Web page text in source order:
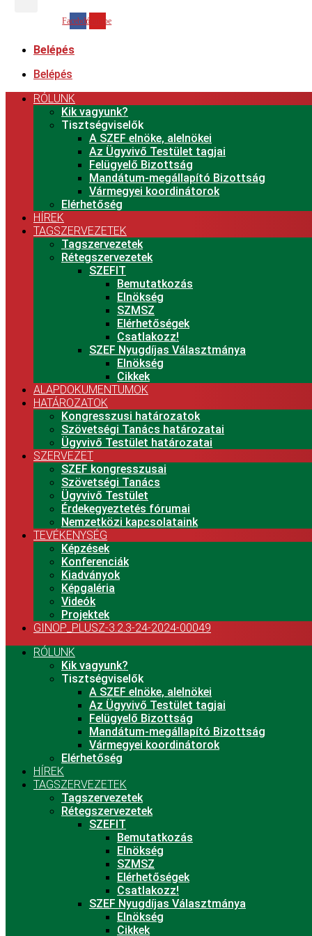
FacebookYoutube
Belépés
Belépés
RÓLUNK
Kik vagyunk?
Tisztségviselők
A SZEF elnöke, alelnökei
Az Ügyvivő Testület tagjai
Felügyelő Bizottság
Mandátum-megállapító Bizottság
Vármegyei koordinátorok
Elérhetőség
HÍREK
TAGSZERVEZETEK
Tagszervezetek
Rétegszervezetek
SZEFIT
Bemutatkozás
Elnökség
SZMSZ
Elérhetőségek
Csatlakozz!
SZEF Nyugdíjas Választmánya
Elnökség
Cikkek
ALAPDOKUMENTUMOK
HATÁROZATOK
Kongresszusi határozatok
Szövetségi Tanács határozatai
Ügyvivő Testület határozatai
SZERVEZET
SZEF kongresszusai
Szövetségi Tanács
Ügyvivő Testület
Érdekegyeztetés fórumai
Nemzetközi kapcsolataink
TEVÉKENYSÉG
Képzések
Konferenciák
Kiadványok
Képgaléria
Videók
Projektek
GINOP_PLUSZ-3.2.3-24-2024-00049
RÓLUNK
Kik vagyunk?
Tisztségviselők
A SZEF elnöke, alelnökei
Az Ügyvivő Testület tagjai
Felügyelő Bizottság
Mandátum-megállapító Bizottság
Vármegyei koordinátorok
Elérhetőség
HÍREK
TAGSZERVEZETEK
Tagszervezetek
Rétegszervezetek
SZEFIT
Bemutatkozás
Elnökség
SZMSZ
Elérhetőségek
Csatlakozz!
SZEF Nyugdíjas Választmánya
Elnökség
Cikkek